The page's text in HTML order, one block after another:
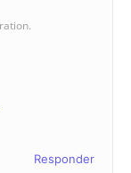
Responder